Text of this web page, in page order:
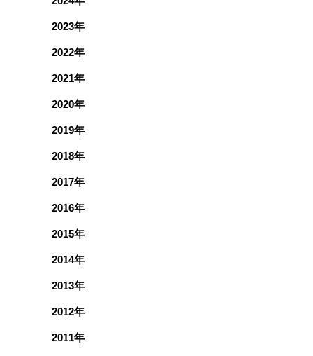
2023年
2022年
2021年
2020年
2019年
2018年
2017年
2016年
2015年
2014年
2013年
2012年
2011年